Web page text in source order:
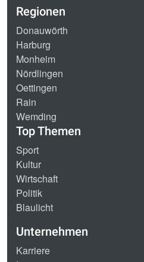
Regionen
Donauwörth
Harburg
Monheim
Nördlingen
Oettingen
Rain
Wemding
Top Themen
Sport
Kultur
Wirtschaft
Politik
Blaulicht
Unternehmen
Karriere